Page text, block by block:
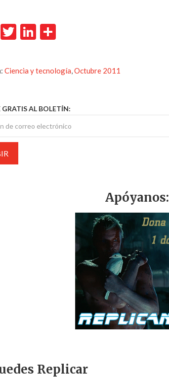
WhatsApp
TwitterLinkedIn
Ciencia y tecnología,Octubre 2011
GRATIS AL BOLETÍN:
Apóyanos:
Replicar